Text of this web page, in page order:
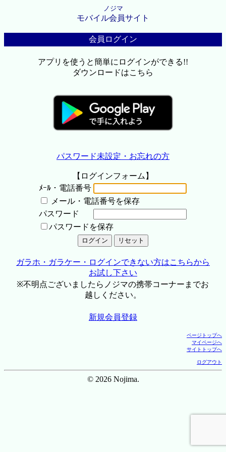
ノジマ
モバイル会員サイト
会員ログイン
アプリを使うと簡単にログインができる!!
ダウンロードはこちら
パスワード未設定・お忘れの方
【ログインフォーム】
ﾒｰﾙ・電話番号
メール・電話番号を保存
パスワード
パスワードを保存
ガラホ・ガラケー・ログインできない方はこちらから
お試し下さい
※不明点ございましたらノジマの携帯コーナーまでお
越しください。
新規会員登録
ページトップへ
マイページへ
サイトトップへ
ログアウト
© 2026 Nojima.